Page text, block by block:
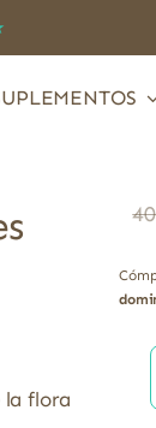
la flora